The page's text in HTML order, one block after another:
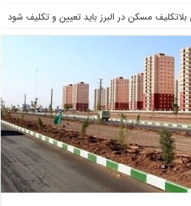
مسکن در البرز باید تعیین و تکلیف شود